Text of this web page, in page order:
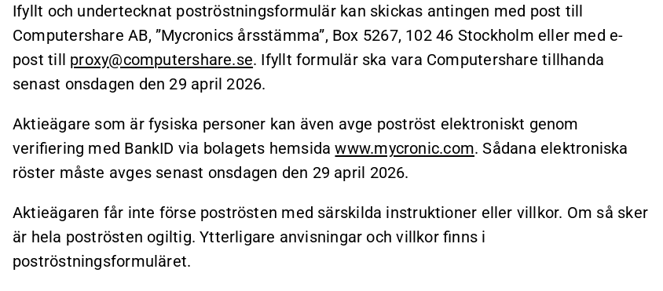
Ifyllt och undertecknat poströstningsformulär kan skickas antingen med post till
Computershare AB, ”Mycronics årsstämma”, Box 5267, 102 46 Stockholm eller med e-
post till proxy@computershare.se. Ifyllt formulär ska vara Computershare tillhanda
senast onsdagen den 29 april 2026.
Aktieägare som är fysiska personer kan även avge poströst elektroniskt genom
verifiering med BankID via bolagets hemsidawww.mycronic.com. Sådana elektroniska
röster måste avges senast onsdagen den 29 april 2026.
Aktieägaren får inte förse poströsten med särskilda instruktioner eller villkor. Om så sker
är hela poströsten ogiltig. Ytterligare anvisningar och villkor finns i
poströstningsformuläret.